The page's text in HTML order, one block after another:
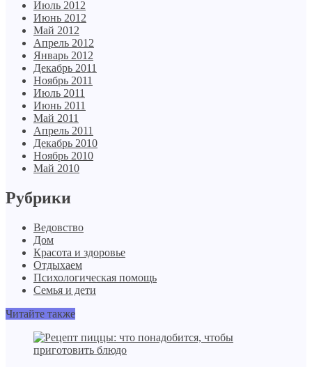
Июль 2012
Июнь 2012
Май 2012
Апрель 2012
Январь 2012
Декабрь 2011
Ноябрь 2011
Июль 2011
Июнь 2011
Май 2011
Апрель 2011
Декабрь 2010
Ноябрь 2010
Май 2010
Рубрики
Ведовство
Дом
Красота и здоровье
Отдыхаем
Психологическая помощь
Семья и дети
Читайте также